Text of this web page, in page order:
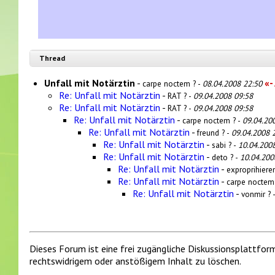
Thread
Unfall mit Notärztin - carpe noctem ? - 08.04.2008 22:50«-
Re: Unfall mit Notärztin - RAT ? - 09.04.2008 09:58
Re: Unfall mit Notärztin - RAT ? - 09.04.2008 09:58
Re: Unfall mit Notärztin - carpe noctem ? -
Re: Unfall mit Notärztin -freund ? - 09.04.2008
Re: Unfall mit Notärztin - sabi ? -
Re: Unfall mit Notärztin - deto ? -
Re: Unfall mit Notärztin -
Re: Unfall mit Notärztin - carpe
Re: Unfall mit Notärztin - vonmir ?
Dieses Forum ist eine frei zugängliche
rechtswidrigem oder anstößigem Inhalt zu löschen.